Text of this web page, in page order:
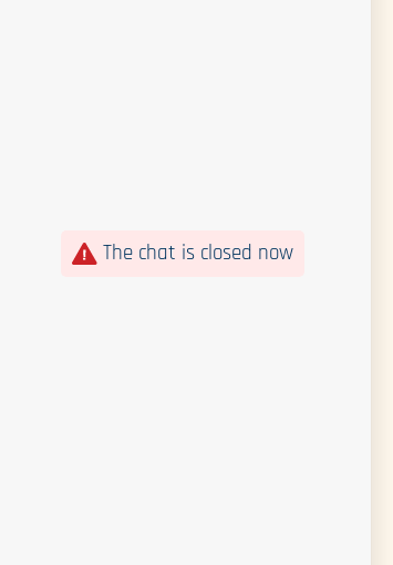
The chat is closed now